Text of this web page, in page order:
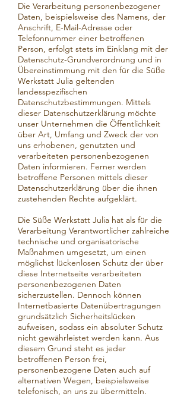
Die Verarbeitung personenbezogener
Daten, beispielsweise des Namens, der
Anschrift, E-Mail-Adresse oder
Telefonnummer einer betroffenen
Person, erfolgt stets im Einklang mit der
Datenschutz-Grundverordnung und in
Übereinstimmung mit den für die Süße
Werkstatt Julia geltenden
landesspezifischen
Datenschutzbestimmungen. Mittels
dieser Datenschutzerklärung möchte
unser Unternehmen die Öffentlichkeit
über Art, Umfang und Zweck der von
uns erhobenen, genutzten und
verarbeiteten personenbezogenen
Daten informieren. Ferner werden
betroffene Personen mittels dieser
Datenschutzerklärung über die ihnen
zustehenden Rechte aufgeklärt.
Die Süße Werkstatt Julia hat als für die
Verarbeitung Verantwortlicher zahlreiche
technische und organisatorische
Maßnahmen umgesetzt, um einen
möglichst lückenlosen Schutz der über
diese Internetseite verarbeiteten
personenbezogenen Daten
sicherzustellen. Dennoch können
Internetbasierte Datenübertragungen
grundsätzlich Sicherheitslücken
aufweisen, sodass ein absoluter Schutz
nicht gewährleistet werden kann. Aus
diesem Grund steht es jeder
betroffenen Person frei,
personenbezogene Daten auch auf
alternativen Wegen, beispielsweise
telefonisch, an uns zu übermitteln.